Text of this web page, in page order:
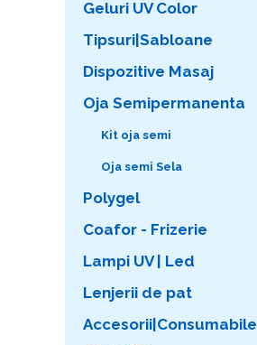
Geluri UV Color
Tipsuri|Sabloane
Dispozitive Masaj
Oja Semipermanenta
Kit oja semi
Oja semi Sela
Polygel
Coafor - Frizerie
Lampi UV | Led
Lenjerii de pat
Accesorii|Consumabile